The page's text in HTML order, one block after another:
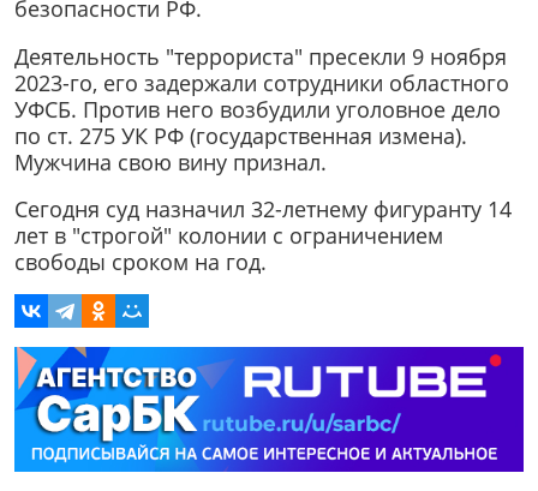
безопасности РФ.
Деятельность "террориста" пресекли 9 ноября
2023-го, его задержали сотрудники областного
УФСБ. Против него возбудили уголовное дело
по ст. 275 УК РФ (государственная измена).
Мужчина свою вину признал.
Сегодня суд назначил 32-летнему фигуранту 14
лет в "строгой" колонии с ограничением
свободы сроком на год.